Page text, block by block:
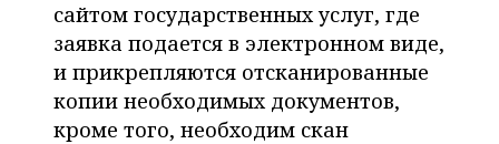
сайтом государственных услуг, где
заявка подается в электронном виде,
и прикрепляются отсканированные
копии необходимых документов,
кроме того, необходим скан